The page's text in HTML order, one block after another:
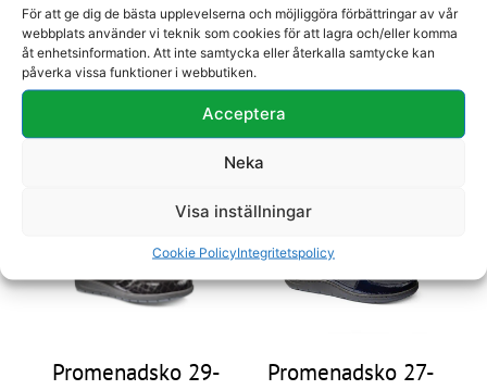
För att ge dig de bästa upplevelserna och möjliggöra förbättringar av vår
webbplats använder vi teknik som cookies för att lagra och/eller komma
åt enhetsinformation. Att inte samtycka eller återkalla samtycke kan
påverka vissa funktioner i webbutiken.
Acceptera
Neka
Visa inställningar
Cookie PolicyIntegritetspolicy
Promenadsko 29-
Promenadsko 29-
Promenadsko 27-
Promenadsko 29-